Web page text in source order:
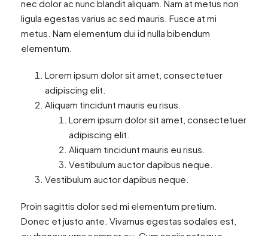
nec dolor ac nunc blandit aliquam. Nam at metus non
ligula egestas varius ac sed mauris. Fusce at mi
metus. Nam elementum dui id nulla bibendum
elementum.
Lorem ipsum dolor sit amet, consectetuer
adipiscing elit.
Aliquam tincidunt mauris eu risus.
Lorem ipsum dolor sit amet, consectetuer
adipiscing elit.
Aliquam tincidunt mauris eu risus.
Vestibulum auctor dapibus neque.
Vestibulum auctor dapibus neque.
Proin sagittis dolor sed mi elementum pretium.
Donec et justo ante. Vivamus egestas sodales est,